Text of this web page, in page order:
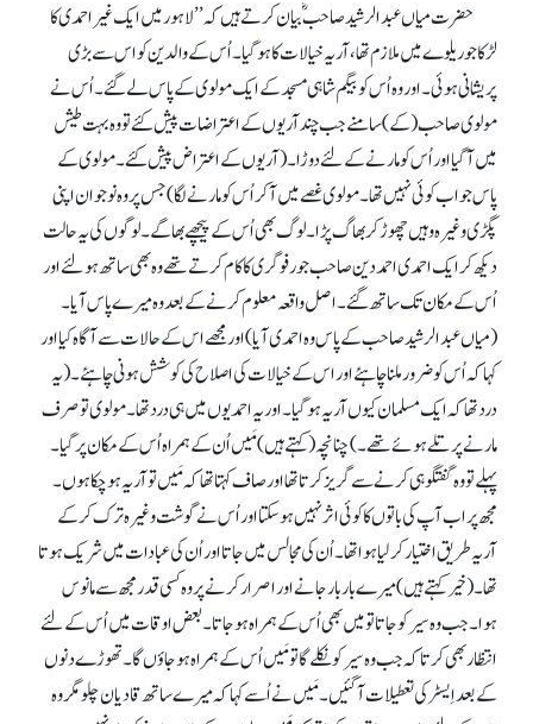
حضرت میاں عبدالرشید صاحبؓ بیان کرتے ہیں کہ ’’لاہور میں ایک غیر احمدی کا
لڑکا جو ریلوے میں ملازم تھا، آریہ خیالات کا ہو گیا۔ اُس کے والدین کو اس سے بڑی
پریشانی ہوئی۔ اور وہ اُس کو بیگم شاہی مسجد کے ایک مولوی کے پاس لے گئے۔ اُس نے
مولوی صاحب (کے) سامنے جب چند آریوں کے اعتراضات پیش کئے تو وہ بہت طیش
میں آ گیا اور اُس کو مارنے کے لئے دوڑا۔ (آریوں کے اعتراض پیش کئے۔ مولوی کے
پاس جواب کوئی نہیں تھا۔ مولوی غصے میں آ کر اُس کو مارنے لگا) جس پر وہ نوجوان اپنی
پگڑی وغیرہ وہیں چھوڑ کر بھاگ پڑا۔ لوگ بھی اُس کے پیچھے بھاگے۔ لوگوں کی یہ حالت
دیکھ کر ایک احمدی احمد دین صاحب جو رفو گری کا کام کرتے تھے وہ بھی ساتھ ہو لئے اور
اُس کے مکان تک ساتھ گئے۔ اصل واقعہ معلوم کرنے کے بعد وہ میرے پاس آیا۔
(میاں عبدالرشید صاحب کے پاس وہ احمدی آیا) اور مجھے اس کے حالات سے آگاہ کیا اور
کہا کہ اُس کو ضرور ملنا چاہئے اور اس کے خیالات کی اصلاح کی کوشش ہونی چاہئے۔ (یہ
درد تھا کہ ایک مسلمان کیوں آریہ ہو گیا۔ اور یہ احمدیوں میں ہی درد تھا۔ مولوی تو صرف
مارنے پر تلے ہوئے تھے۔) چنانچہ (کہتے ہیں) مَیں اُن کے ہمراہ اُس کے مکان پر گیا۔
پہلے تو وہ گفتگو ہی کرنے سے گریز کرتا تھا اور صاف کہتا تھا کہ مَیں تو آریہ ہو چکا ہوں۔
مجھ پر اب آپ کی باتوں کاکوئی اثر نہیں ہو سکتااور اُس نے گوشت وغیرہ ترک کر کے
آریہ طریق اختیار کر لیا ہوا تھا۔ اُن کی مجالس میں جاتا اور اُن کی عبادات میں شریک ہوتا
تھا۔ (خیر کہتے ہیں) میرے بار بار جانے اور اصرار کرنے پر وہ کسی قدر مجھ سے مانوس
ہوا۔ جب وہ سیر کو جاتا تو میں بھی اُس کے ہمراہ ہو جاتا۔ بعض اوقات میں اُس کے لئے
انتظار بھی کرتا کہ جب وہ سیر کو نکلے گا تو مَیں اُس کے ہمراہ ہو جاؤں گا۔ تھوڑے دنوں
کے بعد اِیسٹر کی تعطیلات آگئیں۔ مَیں نے اُسے کہا کہ میرے ساتھ قادیان چلو مگر وہ